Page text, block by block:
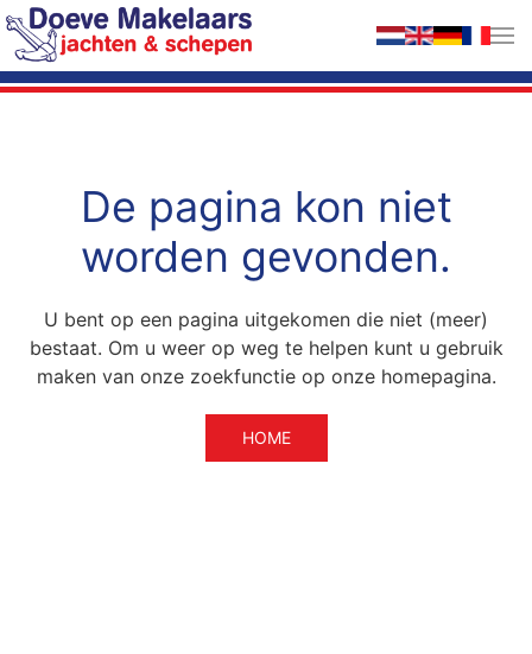
Terug naar hoofdinhoud
De pagina kon niet
worden gevonden.
U bent op een pagina uitgekomen die niet (meer)
bestaat. Om u weer op weg te helpen kunt u gebruik
maken van onze zoekfunctie op onze homepagina.
HOME